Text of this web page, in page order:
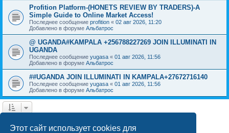
Этот сайт использует cookies для
Profition Platform-(HONETS REVIEW BY TRADERS)-A
Simple Guide to Online Market Access!
Последнее сообщение profition « 02 авг 2026, 11:20
Добавлено в форуме Альбатрос
@ UGANDA#KAMPALA +256788227269 JOIN ILLUMINATI IN
UGANDA
Последнее сообщение yugasa « 01 авг 2026, 11:56
Добавлено в форуме Альбатрос
##UGANDA JOIN ILLUMINATI IN KAMPALA+27672716140
Последнее сообщение yugasa « 01 авг 2026, 11:56
Добавлено в форуме Альбатрос